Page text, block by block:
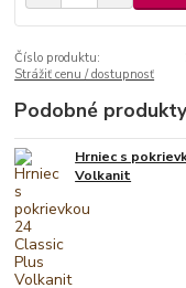
Číslo produktu:
Strážiť cenu / dostupnosť
Podobné produkty
Hrniec s
Volkanit